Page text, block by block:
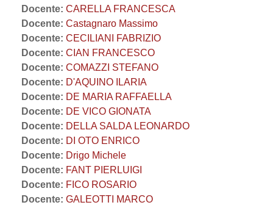
Docente: CARELLA FRANCESCA
Docente: Castagnaro Massimo
Docente: CECILIANI FABRIZIO
Docente: CIAN FRANCESCO
Docente: COMAZZI STEFANO
Docente: D'AQUINO ILARIA
Docente: DE MARIA RAFFAELLA
Docente: DE VICO GIONATA
Docente: DELLA SALDA LEONARDO
Docente: DI OTO ENRICO
Docente: Drigo Michele
Docente: FANT PIERLUIGI
Docente: FICO ROSARIO
Docente: GALEOTTI MARCO